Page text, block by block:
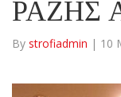
ΡΑΖΗΣ
By strofiadmin | 10